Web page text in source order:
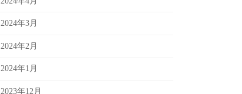
2024年3月
2024年2月
2024年1月
2023年12月